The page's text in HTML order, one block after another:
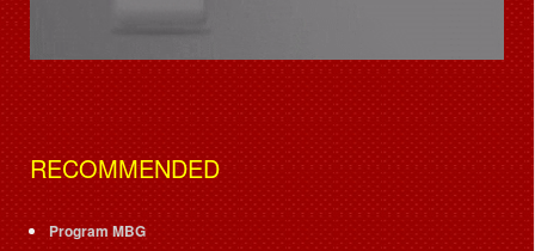
RECOMMENDED
Program MBG